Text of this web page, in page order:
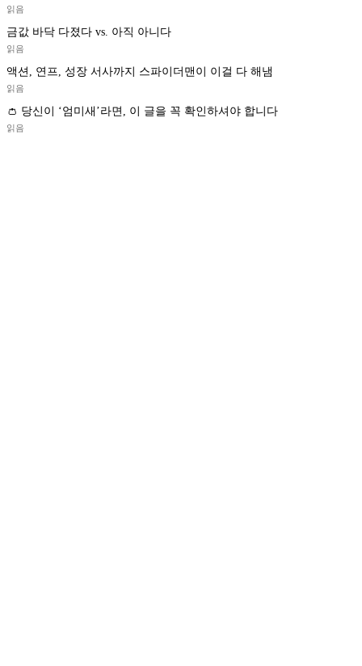
읽음
금값 바닥 다졌다 vs. 아직 아니다
읽음
액션, 연프, 성장 서사까지 스파이더맨이 이걸 다 해냄
읽음
👛 당신이 ‘엄미새’라면, 이 글을 꼭 확인하셔야 합니다
읽음